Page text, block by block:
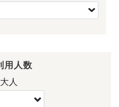
用人数
大人